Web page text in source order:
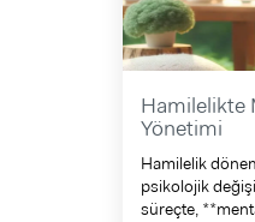
Hamilelikte
Yönetimi
Hamilelik
psikolojik
süreçte,